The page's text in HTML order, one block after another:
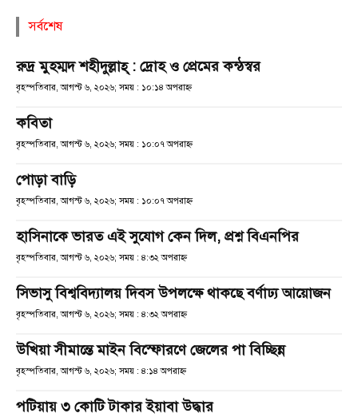
সর্বশেষ
রুদ্র মুহম্মদ শহীদুল্লাহ্ : দ্রোহ ও প্রেমের কন্ঠস্বর
বৃহস্পতিবার, আগস্ট ৬, ২০২৬; সময় : ১০:১৪ অপরাহ্ণ
কবিতা
বৃহস্পতিবার, আগস্ট ৬, ২০২৬; সময় : ১০:০৭ অপরাহ্ণ
পোড়া বাড়ি
বৃহস্পতিবার, আগস্ট ৬, ২০২৬; সময় : ১০:০৭ অপরাহ্ণ
হাসিনাকে ভারত এই সুযোগ কেন দিল, প্রশ্ন বিএনপির
বৃহস্পতিবার, আগস্ট ৬, ২০২৬; সময় : ৪:৩২ অপরাহ্ণ
সিভাসু বিশ্ববিদ্যালয় দিবস উপলক্ষে থাকছে বর্ণাঢ্য আয়োজন
বৃহস্পতিবার, আগস্ট ৬, ২০২৬; সময় : ৪:৩২ অপরাহ্ণ
উখিয়া সীমান্তে মাইন বিস্ফোরণে জেলের পা বিচ্ছিন্ন
বৃহস্পতিবার, আগস্ট ৬, ২০২৬; সময় : ৪:১৪ অপরাহ্ণ
পটিয়ায় ৩ কোটি টাকার ইয়াবা উদ্ধার